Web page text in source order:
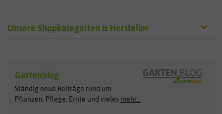
Unsere Shopkategorien & Hersteller
Exotische Samen
Gemüsesamen
Gründünger
Arche Noah
ASB Greenworld
Clever Pots
COMPO
Gartenblog
Ständig neue Beiträge rund um
Pflanzen, Pflege, Ernte und vieles mehr...